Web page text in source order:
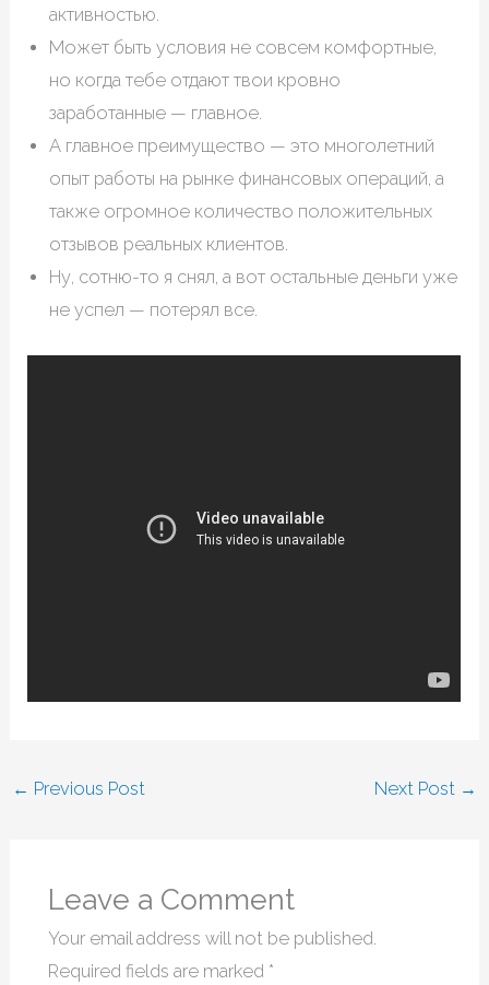
активностью.
Может быть условия не совсем комфортные,
но когда тебе отдают твои кровно
заработанные — главное.
А главное преимущество — это многолетний
опыт работы на рынке финансовых операций, а
также огромное количество положительных
отзывов реальных клиентов.
Ну, сотню-то я снял, а вот остальные деньги уже
не успел — потерял все.
← Previous Post Next Post →
Leave a Comment
Your email address will not be published.
Required fields are marked *